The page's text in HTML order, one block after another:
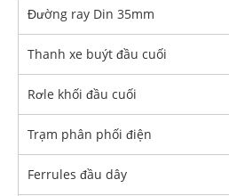
Đường ray Din 35mm
Thanh xe buýt đầu cuối
Rơle khối đầu cuối
Trạm phân phối điện
Ferrules đầu dây